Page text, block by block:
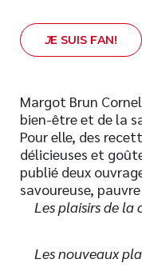
Famille
Culture générale
Vie pratique
Finances
Nouveautés
Numérique
Livres audio
Page vedette
JE SUIS FAN!
Margot Brun
bien-être et de la
Pour elle, des
délicieuses et
publié deux
savoureuse,
Les plaisirs de la
Les nouveaux